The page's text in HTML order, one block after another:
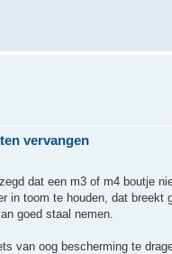
vervangen
dat een m3 of m4 boutje
in toom te houden, dat breekt
goed staal nemen.
van oog bescherming te